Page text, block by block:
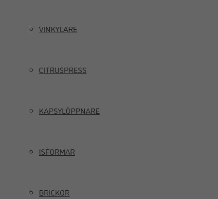
VINKYLARE
CITRUSPRESS
KAPSYLÖPPNARE
ISFORMAR
BRICKOR